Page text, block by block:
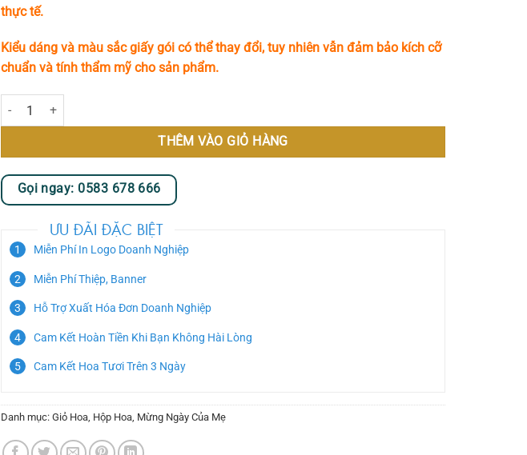
thực tế.
Kiểu dáng và màu sắc giấy gói có thể thay đổi, tuy nhiên vẫn đảm bảo kích cỡ
chuẩn và tính thẩm mỹ cho sản phẩm.
Lung Linh số lượng
THÊM VÀO GIỎ HÀNG
Gọi ngay: 0583 678 666
ƯU ĐÃI ĐẶC BIỆT
Miễn Phí In Logo Doanh Nghiệp
Miễn Phí Thiệp, Banner
Hỗ Trợ Xuất Hóa Đơn Doanh Nghiệp
Cam Kết Hoàn Tiền Khi Bạn Không Hài Lòng
Cam Kết Hoa Tươi Trên 3 Ngày
Danh mục: Giỏ Hoa, Hộp Hoa, Mừng Ngày Của Mẹ